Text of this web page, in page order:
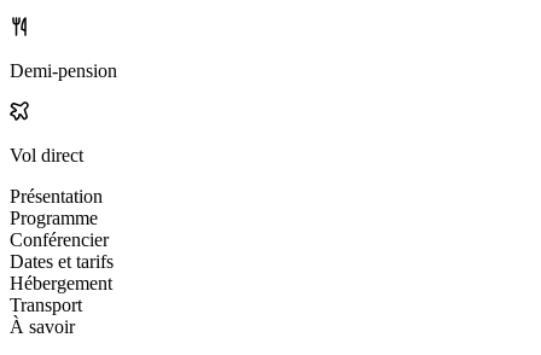
Demi-pension
Vol direct
Présentation
Programme
Conférencier
Dates et tarifs
Hébergement
Transport
À savoir